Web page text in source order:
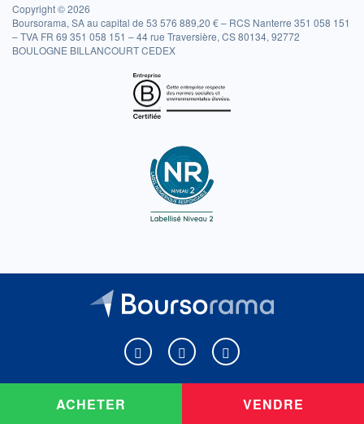
ACHETER VENDRE
Copyright © 2026
Boursorama, SA au capital de 53 576 889,20 € – RCS Nanterre 351 058 151
– TVA FR 69 351 058 151 – 44 rue Traversière, CS 80134, 92772
BOULOGNE BILLANCOURT CEDEX
Boursorama sur Facebook
Boursorama sur XBoursorama sur